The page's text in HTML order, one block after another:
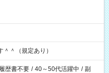
＾（規定あり）
履歴書不要 / 40～50代活躍中 / 副